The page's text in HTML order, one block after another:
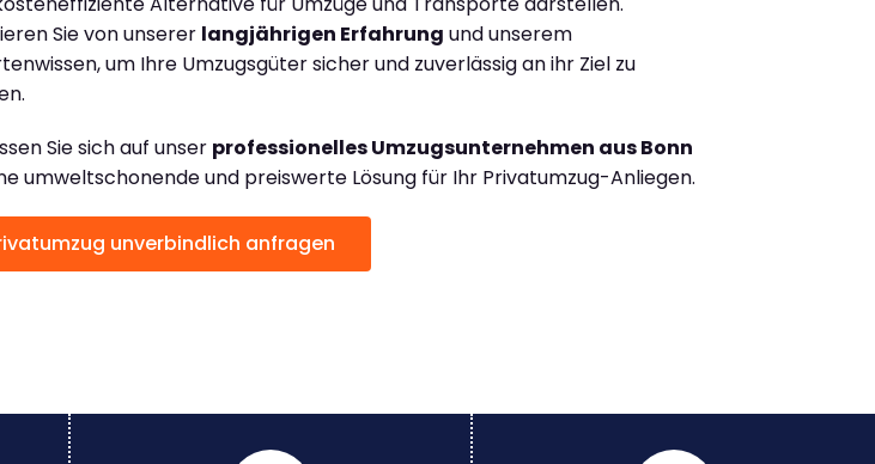
Sie von unserer langjährigen Erfahrung und unserem
um Ihre Umzugsgüter sicher und zuverlässig an ihr Ziel zu
Sie sich auf unser professionelles Umzugsunternehmen aus Bonn
umweltschonende und preiswerte Lösung für Ihr Privatumzug-Anliegen.
unverbindlich anfragen